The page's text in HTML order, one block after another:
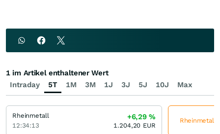
Intraday 5T 1M 3M 1J 3J 5J 10J Max
1 im Artikel enthaltener Wert
Rheinmetall
12:34:13
+6,29%
1.204,20 EUR
Rheinmetall